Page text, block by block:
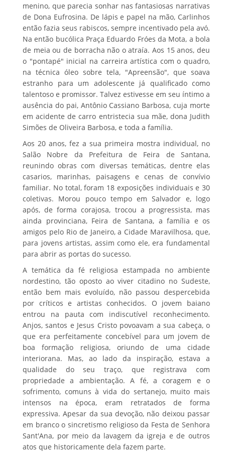
menino, que parecia sonhar nas fantasiosas narrativas
de Dona Eufrosina. De lápis e papel na mão, Carlinhos
então fazia seus rabiscos, sempre incentivado pela avó.
Na então bucólica Praça Eduardo Fróes da Mota, a bola
de meia ou de borracha não o atraía. Aos 15 anos, deu
o "pontapé" inicial na carreira artística com o quadro,
na técnica óleo sobre tela, "Apreensão", que soava
estranho para um adolescente já qualificado como
talentoso e promissor. Talvez estivesse em seu íntimo a
ausência do pai, Antônio Cassiano Barbosa, cuja morte
em acidente de carro entristecia sua mãe, dona Judith
Simões de Oliveira Barbosa, e toda a família.
Aos 20 anos, fez a sua primeira mostra individual, no
Salão Nobre da Prefeitura de Feira de Santana,
reunindo obras com diversas temáticas, dentre elas
casarios, marinhas, paisagens e cenas de convívio
familiar. No total, foram 18 exposições individuais e 30
coletivas. Morou pouco tempo em Salvador e, logo
após, de forma corajosa, trocou a progressista, mas
ainda provinciana, Feira de Santana, a família e os
amigos pelo Rio de Janeiro, a Cidade Maravilhosa, que,
para jovens artistas, assim como ele, era fundamental
para abrir as portas do sucesso.
A temática da fé religiosa estampada no ambiente
nordestino, tão oposto ao viver citadino no Sudeste,
então bem mais evoluído, não passou despercebida
por críticos e artistas conhecidos. O jovem baiano
entrou na pauta com indiscutível reconhecimento.
Anjos, santos e Jesus Cristo povoavam a sua cabeça, o
que era perfeitamente concebível para um jovem de
boa formação religiosa, oriundo de uma cidade
interiorana. Mas, ao lado da inspiração, estava a
qualidade do seu traço, que registrava com
propriedade a ambientação. A fé, a coragem e o
sofrimento, comuns à vida do sertanejo, muito mais
intensos na época, eram retratados de forma
expressiva. Apesar da sua devoção, não deixou passar
em branco o sincretismo religioso da Festa de Senhora
Sant'Ana, por meio da lavagem da igreja e de outros
atos que historicamente dela fazem parte.